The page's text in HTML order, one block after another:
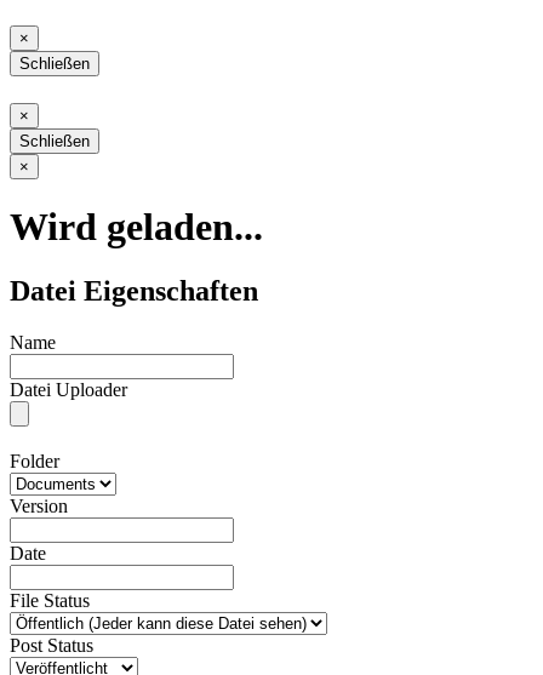
×
Schließen
×
Schließen
×
Wird geladen...
Datei Eigenschaften
Name
Datei Uploader
Folder
Version
Date
File Status
Post Status